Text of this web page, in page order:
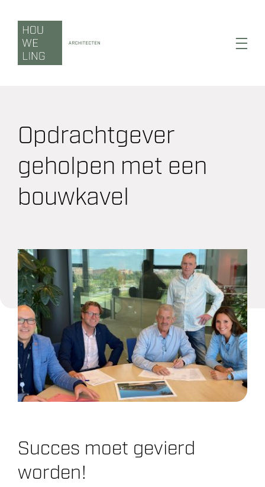
inhoud
Wonen
Werken
Zorgen
Duurzaamheid
Projecten
Over ons
Contact
Opdrachtgever
geholpen met een
bouwkavel
Succes moet gevierd
worden!